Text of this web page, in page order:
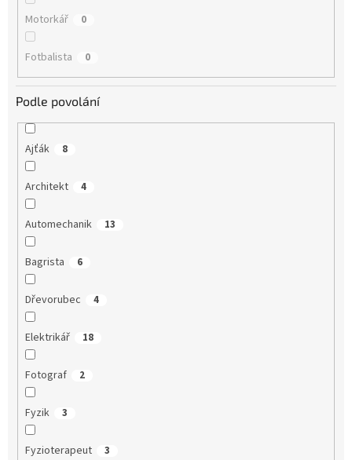
Motorkář 0
Fotbalista 0
Podle povolání
Ajťák 8
Architekt 4
Automechanik 13
Bagrista 6
Dřevorubec 4
Elektrikář 18
Fotograf 2
Fyzik 3
Fyzioterapeut 3